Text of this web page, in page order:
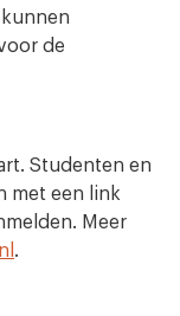
de
Studenten en
met een link
Meer
.